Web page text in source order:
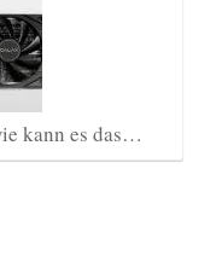
kann es das…